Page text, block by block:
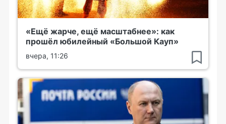
«Ещё жарче, ещё масштабнее»: как
прошёл юбилейный «Большой Кауп»
вчера, 11:26